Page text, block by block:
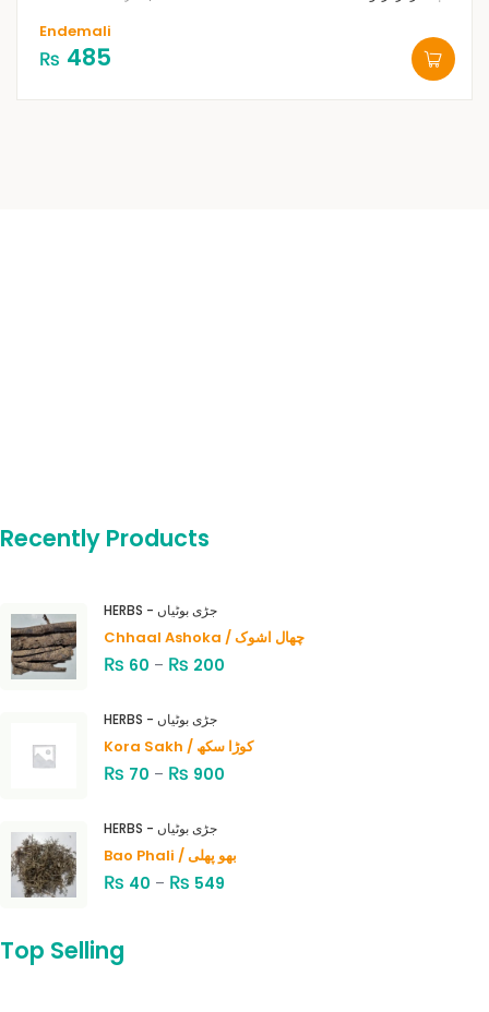
Endemali
₨ 485
Recently Products
HERBS - جڑی بوٹیاں
Chhaal Ashoka / چھال اشوک
₨ 60 – ₨ 200
HERBS - جڑی بوٹیاں
Kora Sakh / کوڑا سکھ
₨ 70 – ₨ 900
HERBS - جڑی بوٹیاں
Bao Phali / بھو پھلی
₨ 40 – ₨ 549
Top Selling